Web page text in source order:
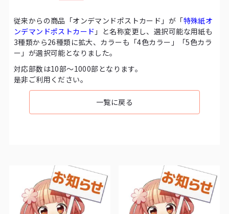
従来からの商品「オンデマンドポストカード」が「特殊紙オ
ンデマンドポストカード 」と名称変更し、選択可能な用紙も
3種類から26種類に拡大、カラーも「4色カラー」「5色カラ
ー」が選択可能となりました。
対応部数は10部～1000部となります。
是非ご利用ください。
一覧に戻る